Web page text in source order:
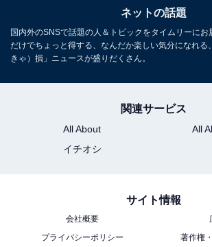
ネットの話題
国内外のSNSで話題の人＆トピックをタイムリーにお
だけでちょっと得する、なんだか楽しい気分になれる
きゃ）損」ニュースが盛りだくさん。
関連サービス
All About
All
イチオシ
サイト情報
会社概要
プライバシーポリシー
著作権